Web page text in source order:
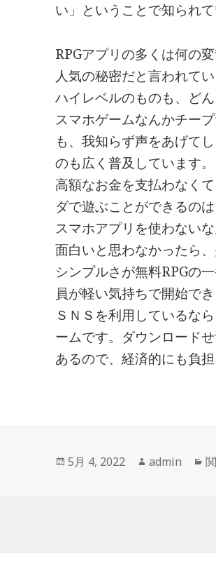
い」ということで知られて
RPGアプリの多くは何の
人気の秘密だと言われて
ハイレベルのものも、ど
スマホゲームなんかチー
も、我知らず声をあげて
のも広く普及しています。
高額なお金を支払わなく
ダで遊ぶことができるの
スマホアプリを使わない
面白いと思わなかったら
シンプルさが無料RPGの
員が軽い気持ちで開始でき
ＳＮＳを利用しているな
ームです。ダウンロード
あるので、経済的にも負
投
5月 4, 2022
作
admin
カ